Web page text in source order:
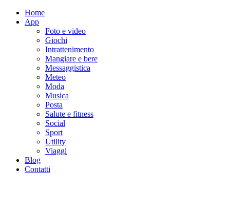
Home
App
Foto e video
Giochi
Intrattenimento
Mangiare e bere
Messaggistica
Meteo
Moda
Musica
Posta
Salute e fitness
Social
Sport
Utility
Viaggi
Blog
Contatti